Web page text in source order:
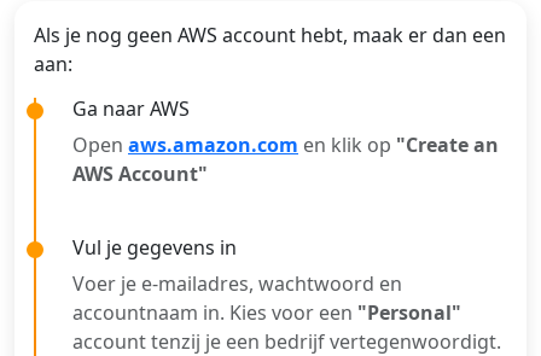
Als je nog geen AWS account hebt, maak er dan een
aan:
Ga naar AWS
Open aws.amazon.com en klik op "Create an
AWS Account"
Vul je gegevens in
Voer je e-mailadres, wachtwoord en
accountnaam in. Kies voor een "Personal"
account tenzij je een bedrijf vertegenwoordigt.